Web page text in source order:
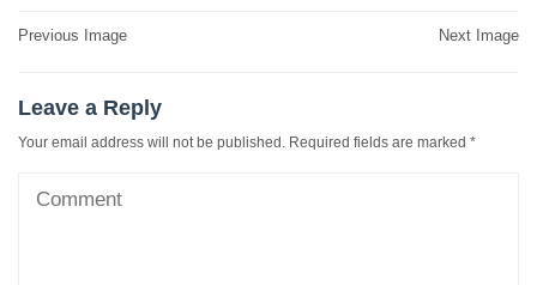
Post
Previous Image Next Image
Leave a Reply
Your email address will not be published. Required fields are marked *